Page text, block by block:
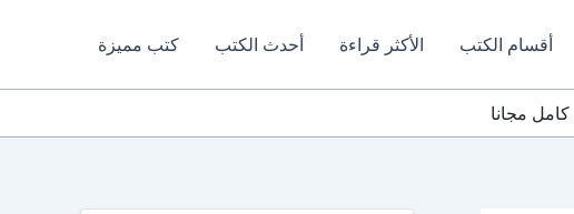
أقسام الكتب الأكثر قراءة أحدث الكتب كتب مميزة